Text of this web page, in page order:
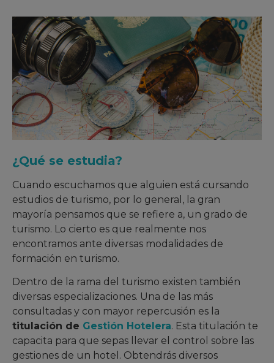
¿Qué se estudia?
Cuando escuchamos que alguien está cursando
estudios de turismo, por lo general, la gran
mayoría pensamos que se refiere a, un grado de
turismo. Lo cierto es que realmente nos
encontramos ante diversas modalidades de
formación en turismo.
Dentro de la rama del turismo existen también
diversas especializaciones. Una de las más
consultadas y con mayor repercusión es la
titulación de Gestión Hotelera. Esta titulación te
capacita para que sepas llevar el control sobre las
gestiones de un hotel. Obtendrás diversos